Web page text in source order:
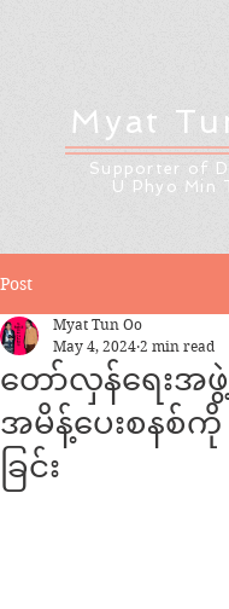
Myat
Supporter of
U Phyo Min
Post
တော်လှန်ရေးအဖွဲ့
အမိန့်ပေးစနစ်
ခြင်း
Myat Tun Oo
May 4, 2024 2 min read